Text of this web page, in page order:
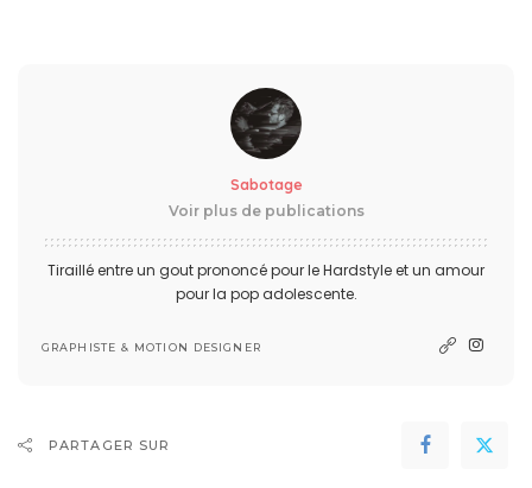
Sabotage
Voir plus de publications
Tiraillé entre un gout prononcé pour le Hardstyle et un amour
pour la pop adolescente.
GRAPHISTE & MOTION DESIGNER
PARTAGER SUR